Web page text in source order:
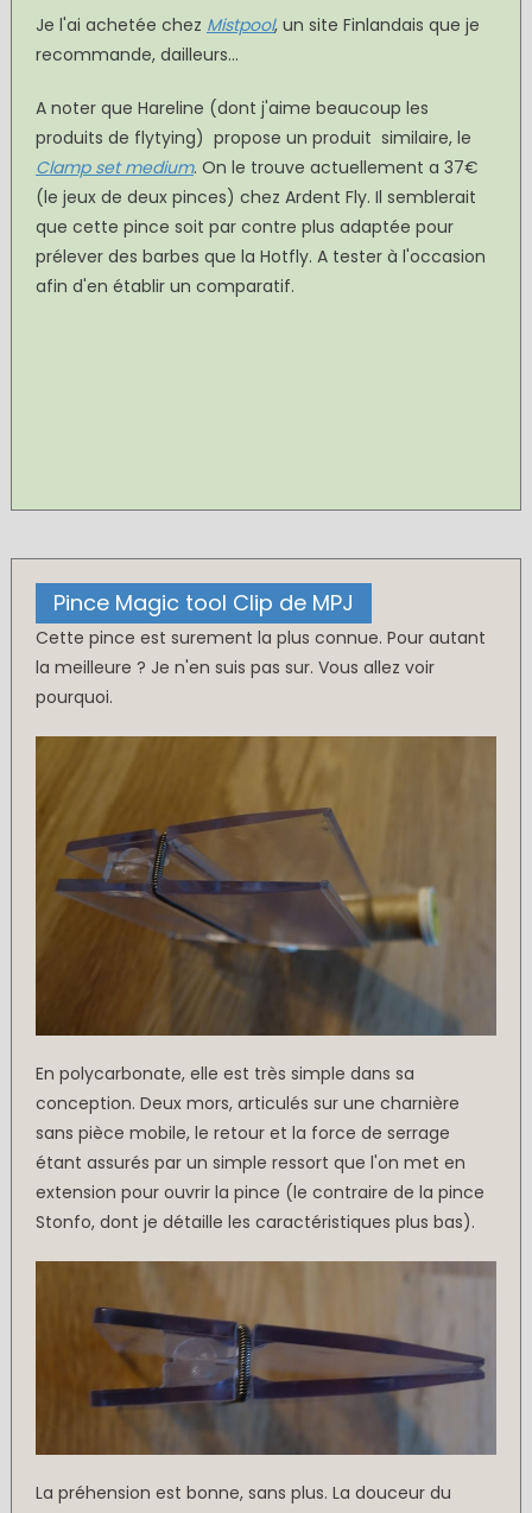
Je l'ai achetée chez Mistpool, un site Finlandais que je
recommande, dailleurs...
A noter que Hareline (dont j'aime beaucoup les
produits de flytying) propose un produit similaire, le
Clamp set medium. On le trouve actuellement a 37€
(le jeux de deux pinces) chez Ardent Fly. Il semblerait
que cette pince soit par contre plus adaptée pour
prélever des barbes que la Hotfly. A tester à l'occasion
afin d'en établir un comparatif.
Pince Magic tool Clip de MPJ
Cette pince est surement la plus connue. Pour autant
la meilleure ? Je n'en suis pas sur. Vous allez voir
pourquoi.
En polycarbonate, elle est très simple dans sa
conception. Deux mors, articulés sur une charnière
sans pièce mobile, le retour et la force de serrage
étant assurés par un simple ressort que l'on met en
extension pour ouvrir la pince (le contraire de la pince
Stonfo, dont je détaille les caractéristiques plus bas).
La préhension est bonne, sans plus. La douceur du